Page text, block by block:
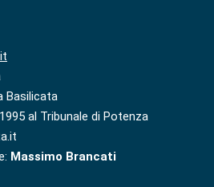
Basilicata
al Tribunale di Potenza
Massimo Brancati